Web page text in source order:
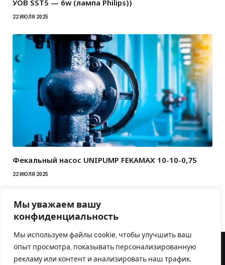
Мы уважаем вашу
конфиденциальность
Мы используем файлы cookie, чтобы улучшить ваш
опыт просмотра, показывать персонализированную
рекламу или контент и анализировать наш трафик.
УОВ SST5 — 6w (лампа Philips))
22 ИЮЛЯ 2025
Фекальный насос UNIPUMP FEKAMAX 10-10-0,75
22 ИЮЛЯ 2025